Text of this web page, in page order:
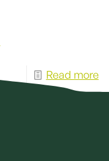
Read more